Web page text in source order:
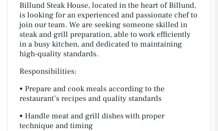
Billund Steak House, located in the heart of Billund,
is looking for an experienced and passionate chef to
join our team. We are seeking someone skilled in
steak and grill preparation, able to work efficiently
in a busy kitchen, and dedicated to maintaining
high-quality standards.
Responsibilities:
• Prepare and cook meals according to the
restaurant’s recipes and quality standards
• Handle meat and grill dishes with proper
technique and timing